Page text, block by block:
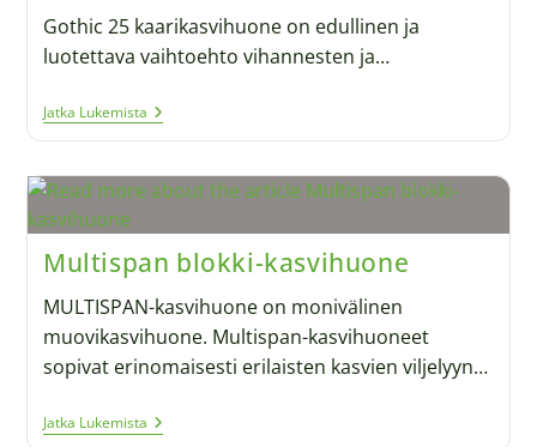
Gothic 25 kaarikasvihuone on edullinen ja
luotettava vaihtoehto vihannesten ja…
Jatka Lukemista
Multispan blokki-kasvihuone
MULTISPAN-kasvihuone on monivälinen
muovikasvihuone. Multispan-kasvihuoneet
sopivat erinomaisesti erilaisten kasvien viljelyyn…
Jatka Lukemista